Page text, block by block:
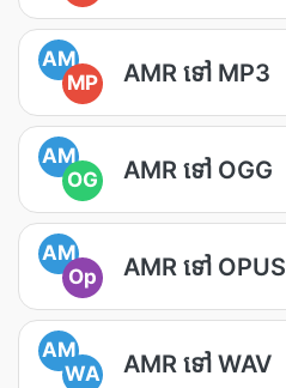
AM
MP
AMR ទៅ MP3
AM
OG
AMR ទៅ OGG
AM
Op
AMR ទៅ OPUS
AM
WA
AMR ទៅ WAV